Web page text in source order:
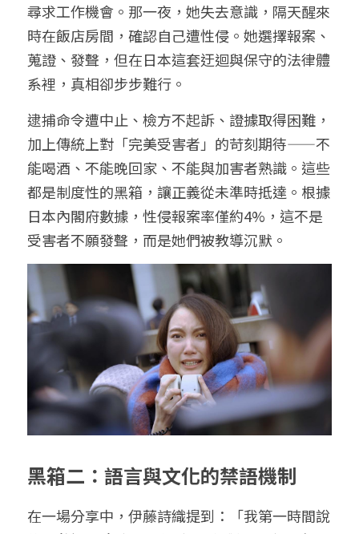
尋求工作機會。那一夜，她失去意識，隔天醒來
時在飯店房間，確認自己遭性侵。她選擇報案、
蒐證、發聲，但在日本這套迂迴與保守的法律體
系裡，真相卻步步難行。
逮捕命令遭中止、檢方不起訴、證據取得困難，
加上傳統上對「完美受害者」的苛刻期待——不
能喝酒、不能晚回家、不能與加害者熟識。這些
都是制度性的黑箱，讓正義從未準時抵達。根據
日本內閣府數據，性侵報案率僅約4%，這不是
受害者不願發聲，而是她們被教導沉默。
黑箱二：語言與文化的禁語機制
在一場分享中，伊藤詩織提到：「我第一時間說